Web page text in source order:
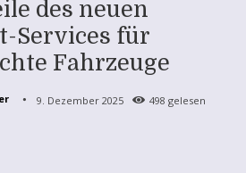
des neuen
Services für
Fahrzeuge
9. Dezember 2025 498 gelesen